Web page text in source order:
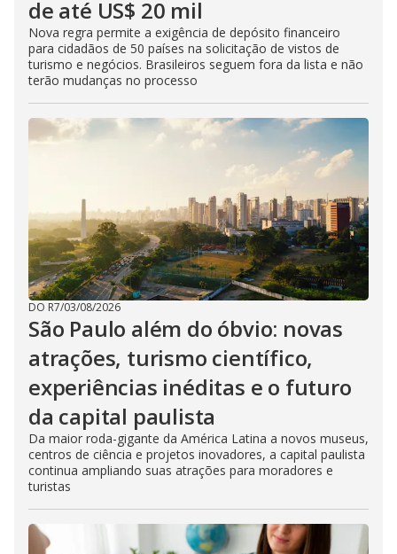
de até US$ 20 mil
Nova regra permite a exigência de depósito financeiro
para cidadãos de 50 países na solicitação de vistos de
turismo e negócios. Brasileiros seguem fora da lista e não
terão mudanças no processo
DO R7/03/08/2026
São Paulo além do óbvio: novas
atrações, turismo científico,
experiências inéditas e o futuro
da capital paulista
Da maior roda-gigante da América Latina a novos museus,
centros de ciência e projetos inovadores, a capital paulista
continua ampliando suas atrações para moradores e
turistas